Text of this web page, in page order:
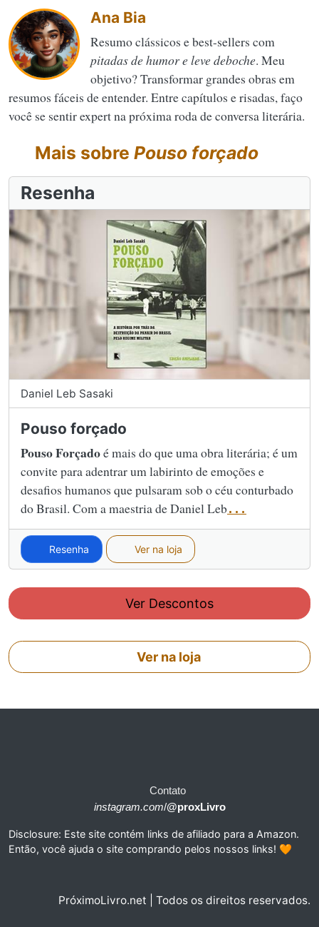
Ana Bia
Resumo clássicos e best-sellers com
pitadas de humor e leve deboche. Meu
objetivo? Transformar grandes obras em
resumos fáceis de entender. Entre capítulos e risadas, faço
você se sentir expert na próxima roda de conversa literária.
Mais sobre Pouso forçado
Resenha
Daniel Leb Sasaki
Pouso forçado
Pouso Forçadoé mais do que uma obra literária; é um
convite para adentrar um labirinto de emoções e
desafios humanos que pulsaram sob o céu conturbado
do Brasil. Com a maestria de Daniel Leb...
Resenha Ver na loja
Ver Descontos
Ver na loja
Contato
instagram.com/@proxLivro
Disclosure: Este site contém links de afiliado para a Amazon.
Então, você ajuda o site comprando pelos nossos links! 🧡
PróximoLivro.net | Todos os direitos reservados.